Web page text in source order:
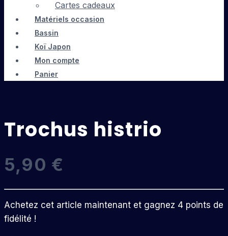
Cartes cadeaux
Matériels occasion
Bassin
Koï Japon
Mon compte
Panier
Trochus histrio
5,90 €
Achetez cet article maintenant et gagnez 4 points de
fidélité !